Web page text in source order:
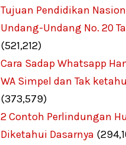
Tujuan Pendidikan
Undang-Undang No. 20
(521,212)
Cara Sadap Whatsapp
WA Simpel dan Tak
(373,579)
2 Contoh Perlindungan
Diketahui Dasarnya